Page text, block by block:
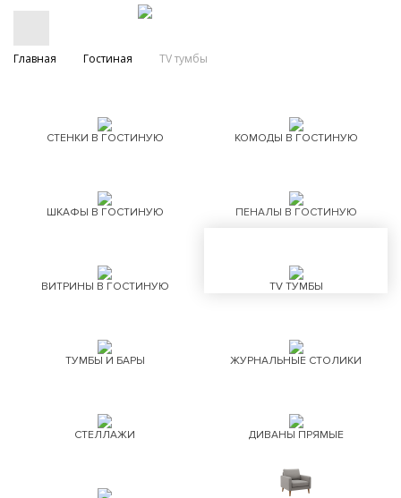
Главная Гостиная TV тумбы
СТЕНКИ В ГОСТИНУЮ КОМОДЫ В ГОСТИНУЮ
ШКАФЫ В ГОСТИНУЮ ПЕНАЛЫ В ГОСТИНУЮ
ВИТРИНЫ В ГОСТИНУЮ TV ТУМБЫ
ТУМБЫ И БАРЫ ЖУРНАЛЬНЫЕ СТОЛИКИ
СТЕЛЛАЖИ ДИВАНЫ ПРЯМЫЕ